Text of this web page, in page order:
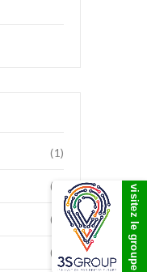
(1)
(7)
(1)
(1) visitez le groupe